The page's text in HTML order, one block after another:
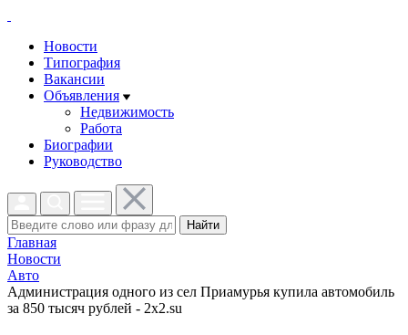
Новости
Типография
Вакансии
Объявления
Недвижимость
Работа
Биографии
Руководство
Найти
Главная
Новости
Авто
Администрация одного из сел Приамурья купила автомобиль
за 850 тысяч рублей - 2x2.su